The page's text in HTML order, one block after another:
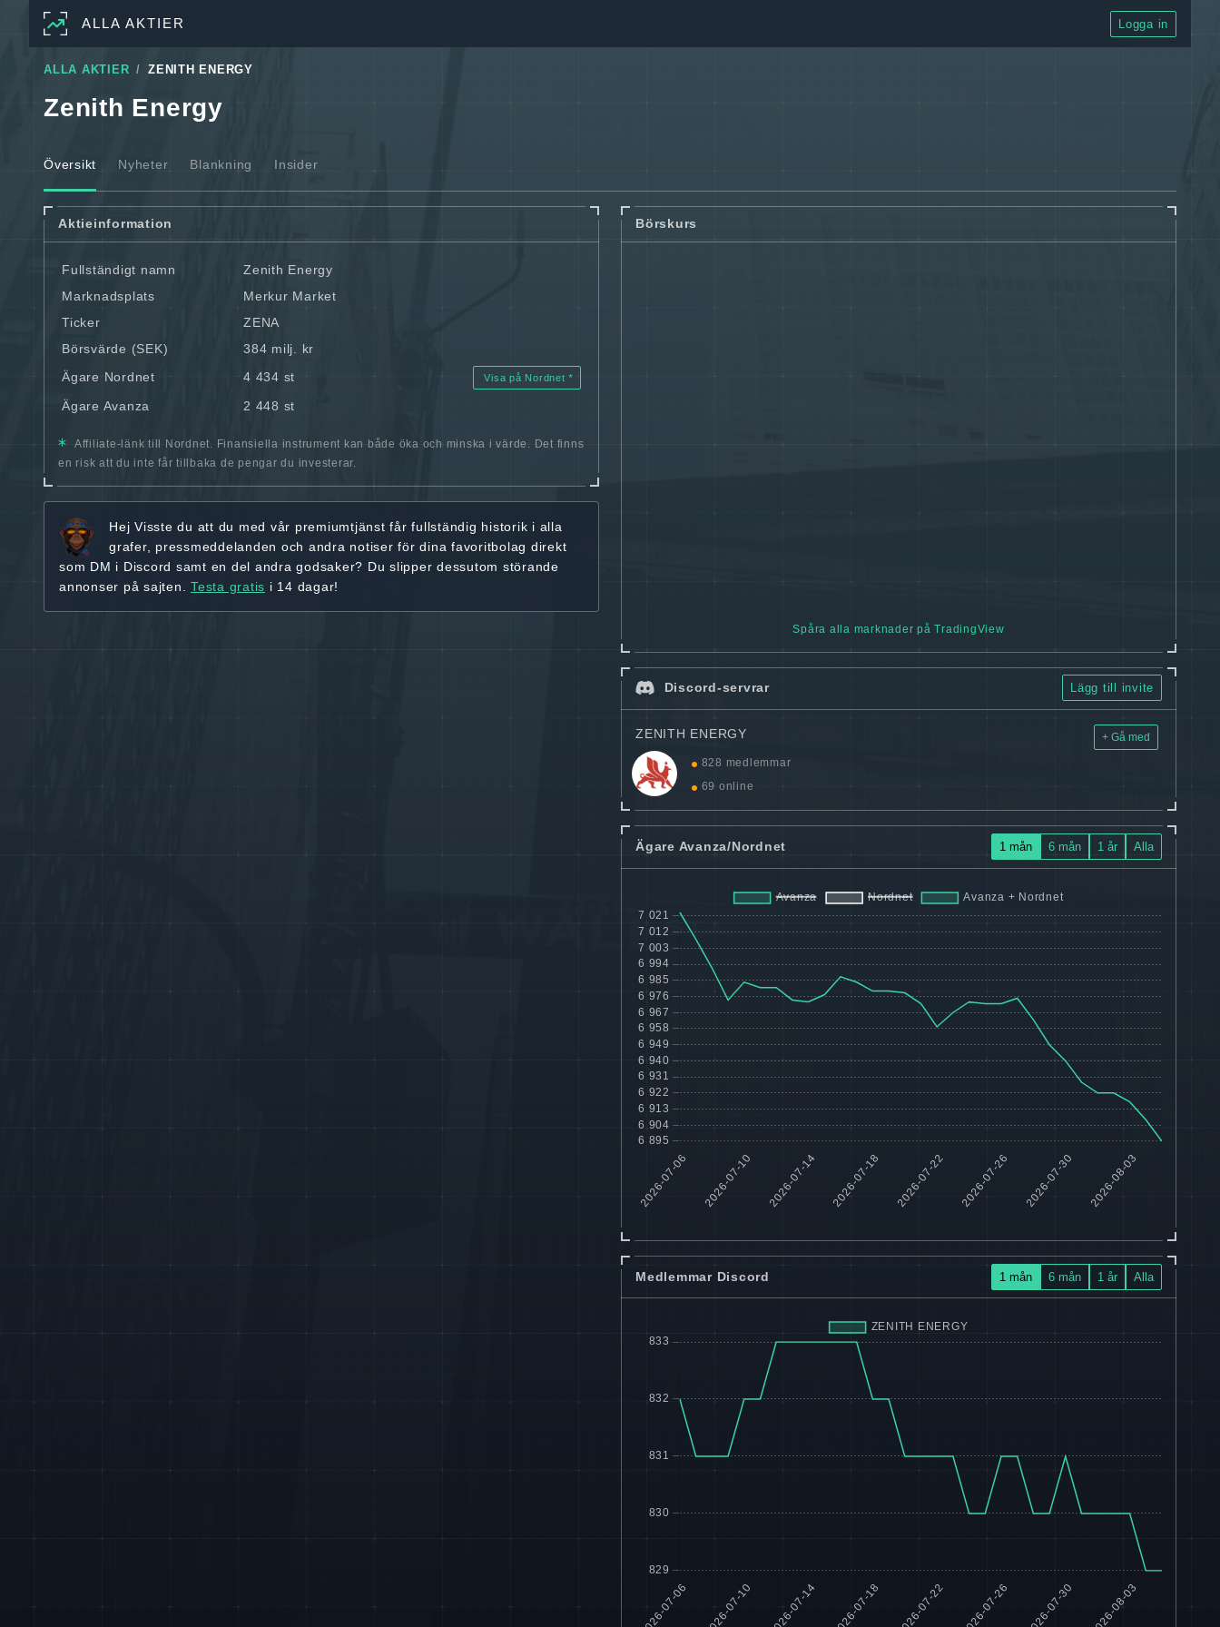
ALLA AKTIER Logga in
ALLA AKTIER ZENITH ENERGY
Zenith Energy
Översikt Nyheter Blankning Insider
Aktieinformation
Fullständigt namn
Zenith Energy
Marknadsplats
Merkur Market
Ticker
ZENA
Börsvärde (SEK)
384 milj. kr
Ägare Nordnet
4 434 st Visa på Nordnet
Ägare Avanza 2 448 st
Affiliate-länk till Nordnet. Finansiella instrument kan både öka och minska i värde. Det finns
en risk att du inte får tillbaka de pengar du investerar.
Hej Visste du att du med vår premiumtjänst fårfullständig historik i alla
grafer, pressmeddelanden och andra notiser för dina favoritbolag direkt
som DM i Discord samt en del andra godsaker? Du slipper dessutom störande
annonser på sajten. Testa gratis i 14 dagar!
Börskurs
Spåra alla marknader på TradingView
Discord-servrar Lägg till invite
ZENITH ENERGY
828 medlemmar
69 online
+ Gå med
Ägare Avanza/Nordnet 1 mån 6 mån 1 år Alla
Medlemmar Discord 1 mån 6 mån 1 år Alla